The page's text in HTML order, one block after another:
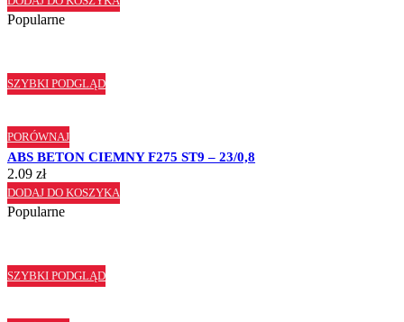
Popularne
SZYBKI PODGLĄD
PORÓWNAJ
ABS BETON CIEMNY F275 ST9 – 23/0,8
2.09 zł
DODAJ DO KOSZYKA
Popularne
SZYBKI PODGLĄD